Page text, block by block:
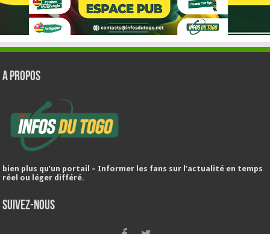
A PROPOS
bien plus qu’un portail – Informer les fans sur l’actualité en temps
réel ou léger différé.
Suivez-nous